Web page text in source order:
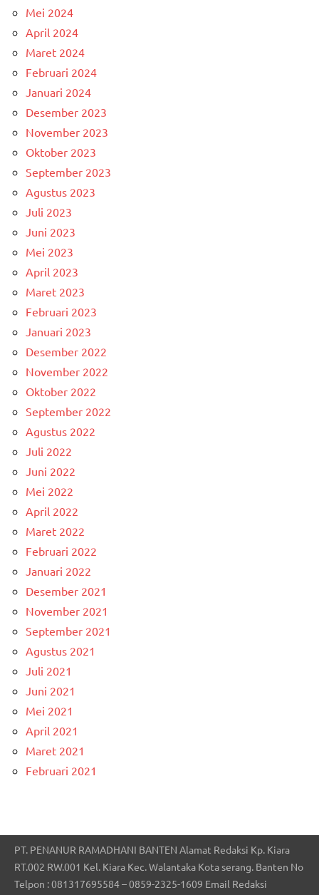
Mei 2024
April 2024
Maret 2024
Februari 2024
Januari 2024
Desember 2023
November 2023
Oktober 2023
September 2023
Agustus 2023
Juli 2023
Juni 2023
Mei 2023
April 2023
Maret 2023
Februari 2023
Januari 2023
Desember 2022
November 2022
Oktober 2022
September 2022
Agustus 2022
Juli 2022
Juni 2022
Mei 2022
April 2022
Maret 2022
Februari 2022
Januari 2022
Desember 2021
November 2021
September 2021
Agustus 2021
Juli 2021
Juni 2021
Mei 2021
April 2021
Maret 2021
Februari 2021
PT. PENANUR RAMADHANI BANTEN Alamat Redaksi Kp. Kiara
RT.002 RW.001 Kel. Kiara Kec. Walantaka Kota serang. Banten No
Telpon : 081317695584 – 0859-2325-1609 Email Redaksi